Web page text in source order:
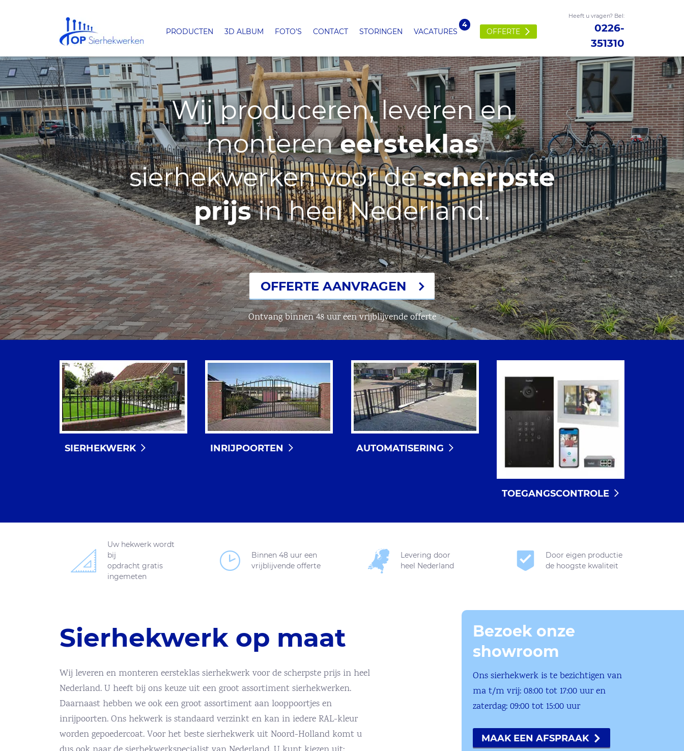
PRODUCTEN 3D ALBUM FOTO’S CONTACT STORINGEN VACATURES OFFERTE
Heeft u vragen? Bel:
0226-
351310
Wij produceren, leveren en
montereneersteklas
sierhekwerken voor descherpste
prijsin heel Nederland.
OFFERTE AANVRAGEN
Ontvang binnen 48 uur een vrijblijvende offerte
SIERHEKWERK INRIJPOORTEN AUTOMATISERING
TOEGANGSCONTROLE
Uw hekwerk wordt
bij
opdracht gratis
ingemeten
Binnen 48 uur een
vrijblijvende offerte
Levering door
heel Nederland
Door eigen productie
de hoogste kwaliteit
Sierhekwerk op maat
Wij leveren en monteren eersteklas sierhekwerk voor de scherpste prijs in heel
Nederland. U heeft bij ons keuze uit een groot assortiment sierhekwerken.
Daarnaast hebben we ook een groot assortiment aan looppoortjes en
inrijpoorten. Ons hekwerk is standaard verzinkt en kan in iedere RAL-kleur
worden gepoedercoat. Voor het beste sierhekwerk uit Noord-Holland komt u
Bezoek onze
showroom
Ons sierhekwerk is te bezichtigen van
ma t/m vrij: 08:00 tot 17:00 uur en
zaterdag: 09:00 tot 15:00 uur
MAAK EEN AFSPRAAK